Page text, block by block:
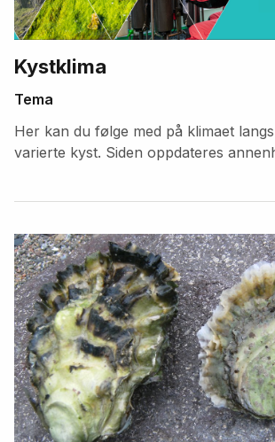
Kystklima
Tema
Her kan du følge med på klimaet
varierte kyst. Siden oppdateres